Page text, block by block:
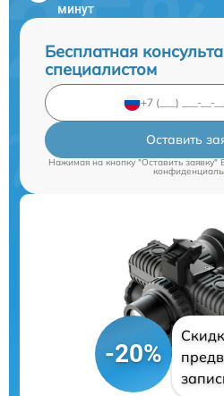
минут
Бесплатная
специалистом
Оставить
Нажимая на кнопку "Оставить заявку"
-20%